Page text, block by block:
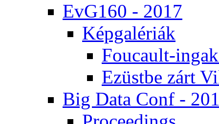
EvG160 - 2017
Kép­ga­lé­ri­ák
Fo­u­ca­ult-
Ezüst­be zárt
Big Da­ta Conf -